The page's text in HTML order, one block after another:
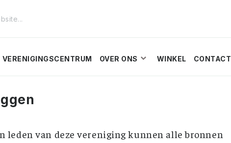
VERENIGINGSCENTRUM OVER ONS WINKEL CONTACT
leden van deze vereniging kunnen alle bronnen